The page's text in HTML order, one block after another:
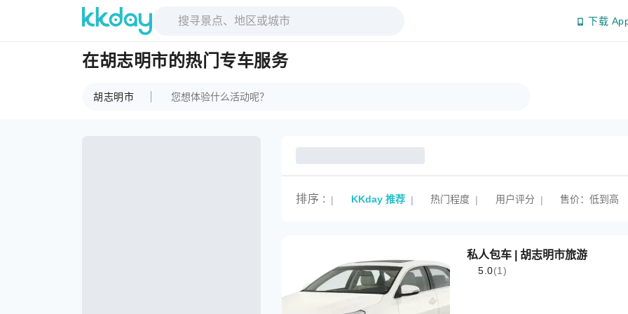
下载
在胡志明市的热门专车服务
胡志明市
排序 : | KKday 推荐 | 热门程度 | 用户评分 | 售价：低到高
私人包车 | 胡志明市旅游
5.0(1)